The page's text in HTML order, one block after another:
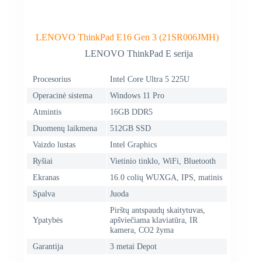
LENOVO ThinkPad E16 Gen 3 (21SR006JMH)
LENOVO ThinkPad E serija
Procesorius
Intel Core Ultra 5 225U
Operacinė sistema
Windows 11 Pro
Atmintis
16GB DDR5
Duomenų laikmena
512GB SSD
Vaizdo lustas
Intel Graphics
Ryšiai
Vietinio tinklo, WiFi, Bluetooth
Ekranas
16.0 colių WUXGA, IPS, matinis
Spalva
Juoda
Ypatybės
Pirštų antspaudų skaitytuvas,
apšviečiama klaviatūra, IR
kamera, CO2 žyma
Garantija
3 metai Depot